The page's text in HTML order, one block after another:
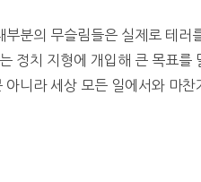
분의 무슬림들은 실제로 테러
정치 지형에 개입해 큰 목표
니라 세상 모든 일에서와 마